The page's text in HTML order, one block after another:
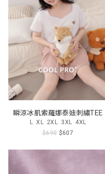
瞬涼冰肌索羅娜泰迪刺繡TEE
L XL 2XL 3XL 4XL
$690 $607